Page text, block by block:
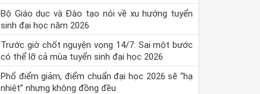
Bộ Giáo dục và Đào tạo nói về xu hướng tuyển
sinh đại học năm 2026
Trước giờ chốt nguyện vọng 14/7: Sai một bước
có thể lỡ cả mùa tuyển sinh đại học 2026
Phổ điểm giảm, điểm chuẩn đại học 2026 sẽ “hạ
nhiệt” nhưng không đồng đều